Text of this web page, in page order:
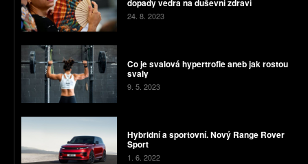
dopady vedra na duševní zdraví
24. 8. 2023
Co je svalová hypertrofie aneb jak rostou
svaly
9. 5. 2023
Hybridní a sportovní. Nový Range Rover
Sport
1. 6. 2022